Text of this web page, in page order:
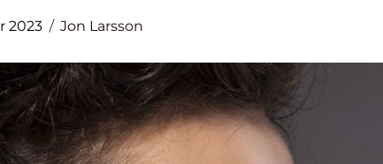
2023 Jon Larsson